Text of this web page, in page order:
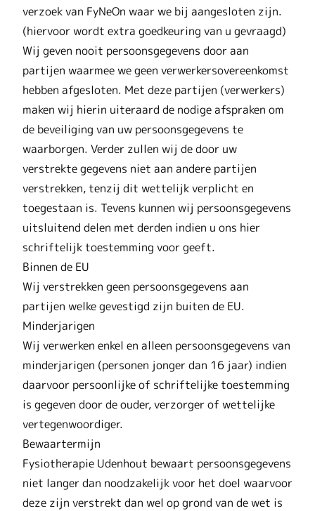
verzoek van FyNeOn waar we bij aangesloten zijn.
(hiervoor wordt extra goedkeuring van u gevraagd)
Wij geven nooit persoonsgegevens door aan
partijen waarmee we geen verwerkersovereenkomst
hebben afgesloten. Met deze partijen (verwerkers)
maken wij hierin uiteraard de nodige afspraken om
de beveiliging van uw persoonsgegevens te
waarborgen. Verder zullen wij de door uw
verstrekte gegevens niet aan andere partijen
verstrekken, tenzij dit wettelijk verplicht en
toegestaan is. Tevens kunnen wij persoonsgegevens
uitsluitend delen met derden indien u ons hier
schriftelijk toestemming voor geeft.
Binnen de EU
Wij verstrekken geen persoonsgegevens aan
partijen welke gevestigd zijn buiten de EU.
Minderjarigen
Wij verwerken enkel en alleen persoonsgegevens van
minderjarigen (personen jonger dan 16 jaar) indien
daarvoor persoonlijke of schriftelijke toestemming
is gegeven door de ouder, verzorger of wettelijke
vertegenwoordiger.
Bewaartermijn
Fysiotherapie Udenhout bewaart persoonsgegevens
niet langer dan noodzakelijk voor het doel waarvoor
deze zijn verstrekt dan wel op grond van de wet is